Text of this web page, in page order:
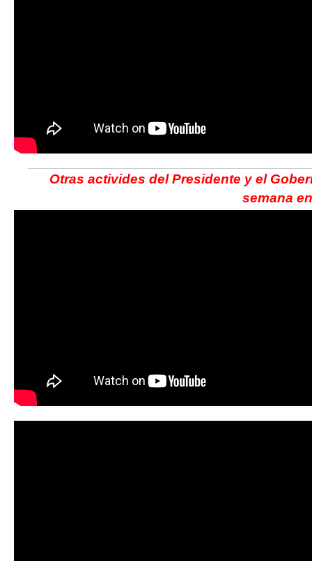
Otras activides del Presidente y el
semana